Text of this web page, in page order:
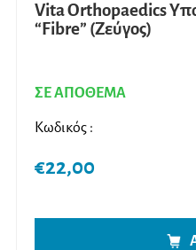
Vita Orthopaedics
“Fibre” (Ζεύγος)
ΣΕ ΑΠΟΘΕΜΑ
Κωδικός :
€22,00